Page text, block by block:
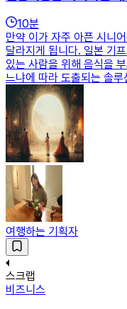
10분
만약 이가 자주 아픈 시니
달라지게 됩니다. 일본 기
있는 사람을 위해 음식을
느냐에 따라 도출되는 솔루
여행하는 기획자
스크랩
비즈니스